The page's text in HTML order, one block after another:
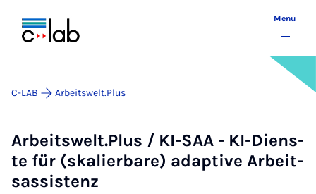
Menu
C-LAB Arbeitswelt.Plus
Ar­beit­s­welt.Plus / KI-SAA - KI-Di­ens­
te für (ska­li­er­­ba­re) ad­ap­ti­ve Ar­beit­
s­as­s­is­tenz